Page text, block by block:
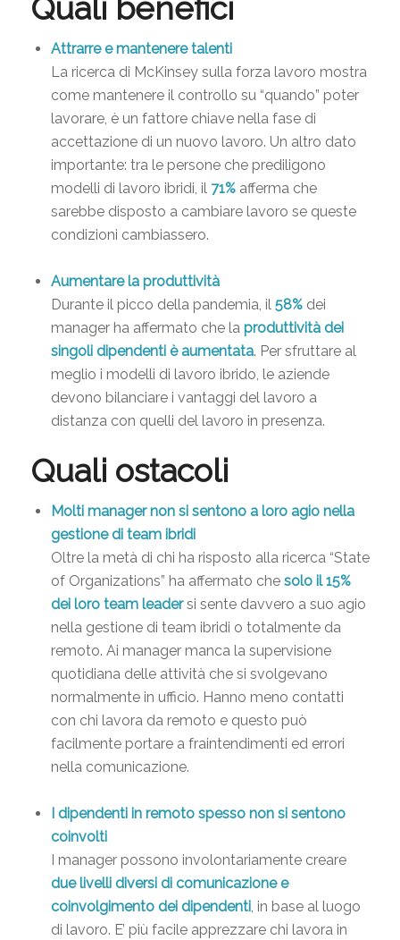
Quali benefici
Attrarre e mantenere talenti
La ricerca di McKinsey sulla forza lavoro mostra
come mantenere il controllo su “quando” poter
lavorare, è un fattore chiave nella fase di
accettazione di un nuovo lavoro. Un altro dato
importante: tra le persone che prediligono
modelli di lavoro ibridi, il 71%afferma che
sarebbe disposto a cambiare lavoro se queste
condizioni cambiassero.
Aumentare la produttività
Durante il picco della pandemia, il 58%dei
manager ha affermato che la produttività dei
singoli dipendenti è aumentata. Per sfruttare al
meglio i modelli di lavoro ibrido, le aziende
devono bilanciare i vantaggi del lavoro a
distanza con quelli del lavoro in presenza.
Quali ostacoli
Molti manager non si sentono a loro agio nella
gestione di team ibridi
Oltre la metà di chi ha risposto alla ricerca “State
of Organizations” ha affermato che solo il 15%
dei loro team leadersi sente davvero a suo agio
nella gestione di team ibridi o totalmente da
remoto. Ai manager manca la supervisione
quotidiana delle attività che si svolgevano
normalmente in ufficio. Hanno meno contatti
con chi lavora da remoto e questo può
facilmente portare a fraintendimenti ed errori
nella comunicazione.
I dipendenti in remoto spesso non si sentono
coinvolti
I manager possono involontariamente creare
due livelli diversi di comunicazione e
coinvolgimento dei dipendenti, in base al luogo
di lavoro. E’ più facile apprezzare chi lavora in